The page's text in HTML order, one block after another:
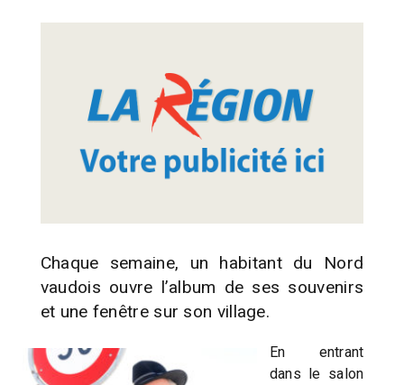
Chaque semaine, un habitant du Nord
vaudois ouvre l’album de ses souvenirs
et une fenêtre sur son village.
En entrant
dans le salon